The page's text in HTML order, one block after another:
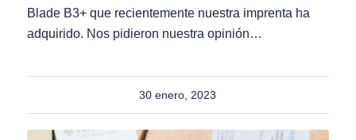
Blade B3+ que recientemente nuestra imprenta ha
adquirido. Nos pidieron nuestra opinión…
30 enero, 2023